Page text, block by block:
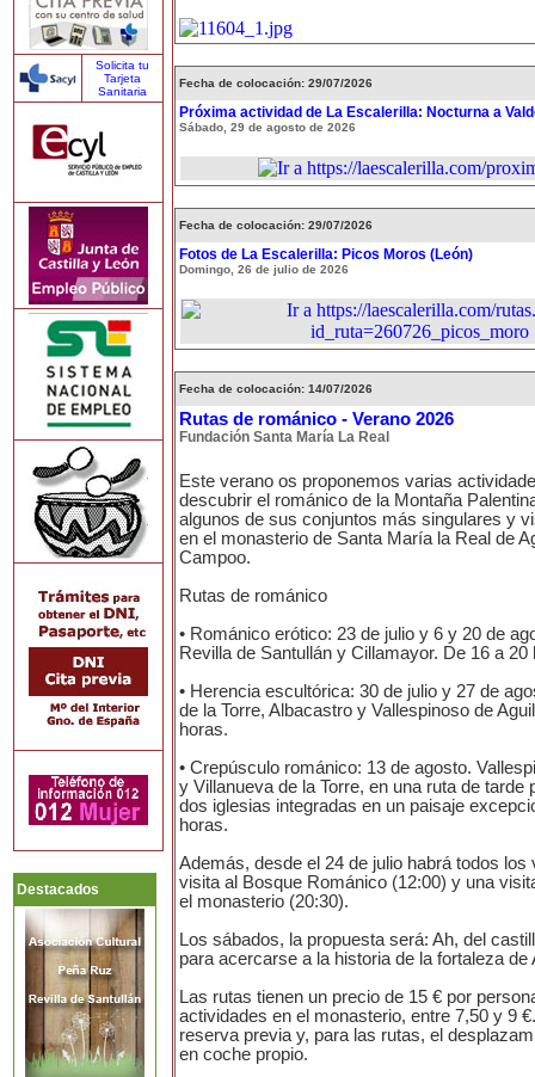
Solicita tu
Tarjeta
Sanitaria
Destacados
Fecha de colocación: 29/07/2026
Próxima actividad de La Escalerilla: Nocturna a
Sábado, 29 de agosto de 2026
Fecha de colocación: 29/07/2026
Fotos de La Escalerilla: Picos Moros (León)
Domingo, 26 de julio de 2026
Fecha de colocación: 14/07/2026
Rutas de románico - Verano 2026
Fundación Santa María La Real
Este verano os proponemos varias
descubrir el románico de la Montaña
algunos de sus conjuntos más singulares y
en el monasterio de Santa María la Real de
Campoo.
Rutas de románico
• Románico erótico: 23 de julio y 6 y 20 de
Revilla de Santullán y Cillamayor. De 16 a 20
• Herencia escultórica: 30 de julio y 27 de
de la Torre, Albacastro y Vallespinoso de
horas.
• Crepúsculo románico: 13 de agosto.
y Villanueva de la Torre, en una ruta de tarde
dos iglesias integradas en un paisaje
horas.
Además, desde el 24 de julio habrá todos los
visita al Bosque Románico (12:00) y una
el monasterio (20:30).
Los sábados, la propuesta será: Ah, del
para acercarse a la historia de la fortaleza de
Las rutas tienen un precio de 15 € por
actividades en el monasterio, entre 7,50 y 9
reserva previa y, para las rutas, el
en coche propio.